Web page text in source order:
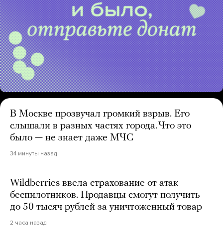
В Москве прозвучал громкий взрыв. Его
слышали в разных частях города. Что это
было — не знает даже МЧС
34 минуты назад
Wildberries ввела страхование от атак
беспилотников. Продавцы смогут получить
до 50 тысяч рублей за уничтоженный товар
2 часа назад